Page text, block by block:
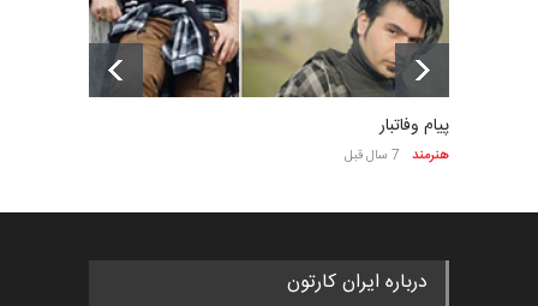
پیام وفاتبار
هنرمند 7 سال قبل
درباره ایران کارتون